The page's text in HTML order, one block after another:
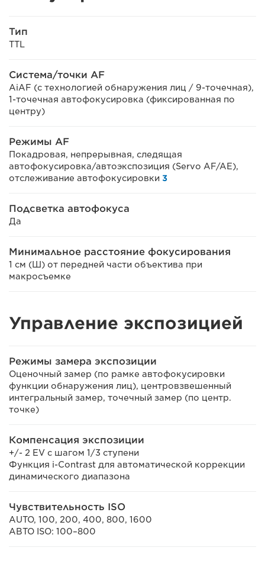
Тип
TTL
Система/точки AF
AiAF (с технологией обнаружения лиц / 9-точечная),
1-точечная автофокусировка (фиксированная по
центру)
Режимы AF
Покадровая, непрерывная, следящая
автофокусировка/автоэкспозиция (Servo AF/AE),
отслеживание автофокусировки 3
Подсветка автофокуса
Да
Минимальное расстояние фокусирования
1 см (Ш) от передней части объектива при
макросъемке
Управление экспозицией
Режимы замера экспозиции
Оценочный замер (по рамке автофокусировки
функции обнаружения лиц), центровзвешенный
интегральный замер, точечный замер (по центр.
точке)
Компенсация экспозиции
+/- 2 EV с шагом 1/3 ступени
Функция i-Contrast для автоматической коррекции
динамического диапазона
Чувствительность ISO
AUTO, 100, 200, 400, 800, 1600
АВТО ISO: 100–800